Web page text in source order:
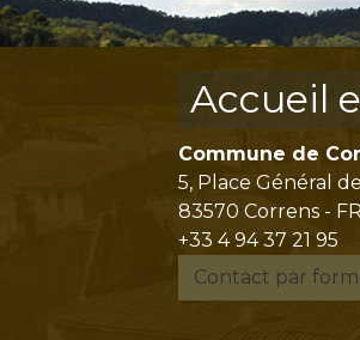
Accueil
Commune de
5, Place Général
83570 Correns -
+33 4 94 37 21 95
Contact par